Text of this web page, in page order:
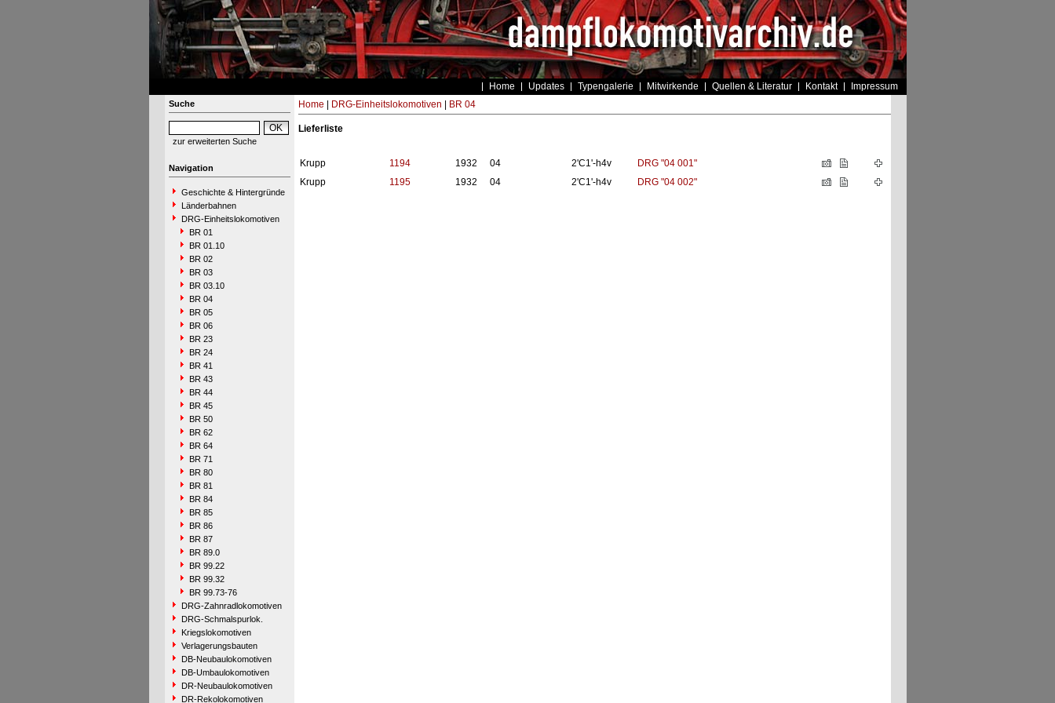
Home Updates Typengalerie Mitwirkende Quellen & Literatur Kontakt Impressum
Suche
zur erweiterten Suche
Navigation
Geschichte & Hintergründe
Länderbahnen
DRG-Einheitslokomotiven
BR 01
BR 01.10
BR 02
BR 03
BR 03.10
BR 04
BR 05
BR 06
BR 23
BR 24
BR 41
BR 43
BR 44
BR 45
BR 50
BR 62
BR 64
BR 71
BR 80
BR 81
BR 84
BR 85
BR 86
BR 87
BR 89.0
BR 99.22
BR 99.32
BR 99.73-76
DRG-Zahnradlokomotiven
DRG-Schmalspurlok.
Kriegslokomotiven
Verlagerungsbauten
DB-Neubaulokomotiven
DB-Umbaulokomotiven
DR-Neubaulokomotiven
DR-Rekolokomotiven
Home DRG-Einheitslokomotiven BR 04
Lieferliste
Krupp 1194 1932 04 2'C1'-h4v
DRG "04 001"
Krupp
1195 1932 04 2'C1'-h4v DRG "04 002"